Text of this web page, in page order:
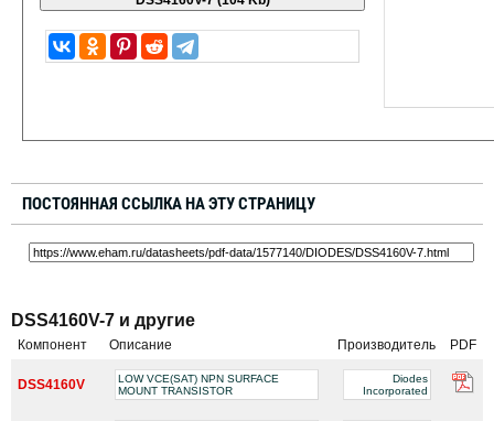
ПОСТОЯННАЯ ССЫЛКА НА ЭТУ СТРАНИЦУ
DSS4160V-7 и другие
Компонент Описание Производитель PDF
DSS4160V
LOW VCE(SAT) NPN SURFACE
MOUNT TRANSISTOR
Diodes
Incorporated